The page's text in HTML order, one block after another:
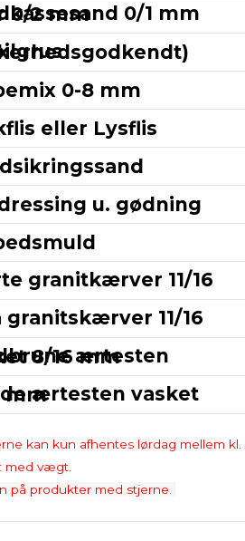
0/1 mm eller 0/2 mm
(Sikkerhedsgodkendt)
0-8 mm
eller Lysflis
u. gødning
ærtesten vasket 8/16 mm
8/16 mm
kan kun afhentes lørdag mellem kl.
med vægt.
på produkter med stjerne.